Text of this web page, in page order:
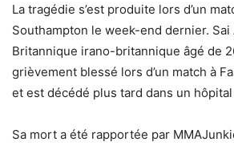
La tragédie s’est produite lors d’un
Southampton le week-end dernier. Sai
Britannique irano-britannique âgé de
grièvement blessé lors d’un match à
et est décédé plus tard dans un
Sa mort a été rapportée par